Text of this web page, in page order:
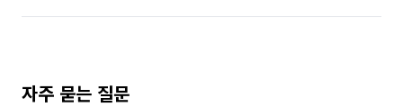
자주 묻는 질문